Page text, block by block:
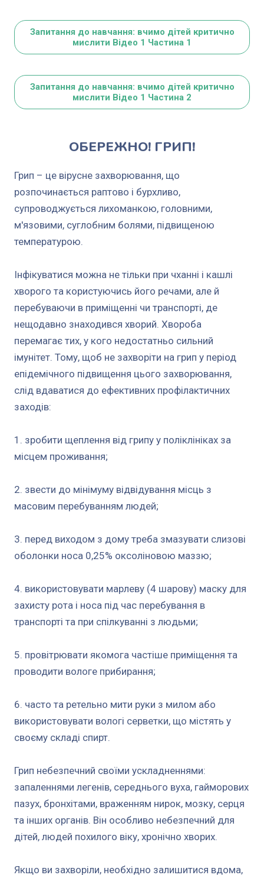
Запитання до навчання: вчимо дітей критично
мислити Відео 1 Частина 1
Запитання до навчання: вчимо дітей критично
мислити Відео 1 Частина 2
ОБЕРЕЖНО! ГРИП!
Грип – це вірусне захворювання, що
розпочинається раптово і бурхливо,
супроводжується лихоманкою, головними,
м'язовими, суглобним болями, підвищеною
температурою.
Інфікуватися можна не тільки при чханні і кашлі
хворого та користуючись його речами, але й
перебуваючи в приміщенні чи транспорті, де
нещодавно знаходився хворий. Хвороба
перемагає тих, у кого недостатньо сильний
імунітет. Тому, щоб не захворіти на грип у період
епідемічного підвищення цього захворювання,
слід вдаватися до ефективних профілактичних
заходів:
1. зробити щеплення від грипу у поліклініках за
місцем проживання;
2. звести до мінімуму відвідування місць з
масовим перебуванням людей;
3. перед виходом з дому треба змазувати слизові
оболонки носа 0,25% оксоліновою маззю;
4. використовувати марлеву (4 шарову) маску для
захисту рота і носа під час перебування в
транспорті та при спілкуванні з людьми;
5. провітрювати якомога частіше приміщення та
проводити вологе прибирання;
6. часто та ретельно мити руки з милом або
використовувати вологі серветки, що містять у
своєму складі спирт.
Грип небезпечний своїми ускладненнями:
запаленнями легенів, середнього вуха, гайморових
пазух, бронхітами, враженням нирок, мозку, серця
та інших органів. Він особливо небезпечний для
дітей, людей похилого віку, хронічно хворих.
Якщо ви захворіли, необхідно залишитися вдома,